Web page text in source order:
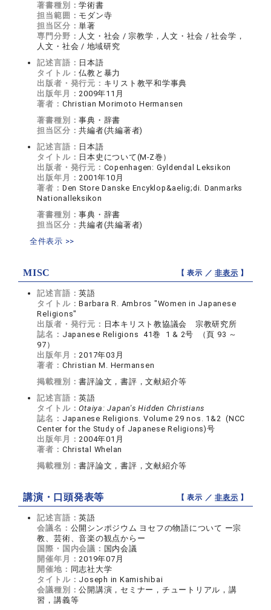
著書種別：学術書
担当範囲： モダン寺
担当区分：単著
専門分野： 人文・社会 / 宗教学，人文・社会 / 社会学，
人文・社会 / 地域研究
記述言語： 日本語
タイトル：仏教と暴力
出版者・発行元： キリスト教平和学事典
出版年月：2009年11月
著者： Christian Morimoto Hermansen
著書種別：事典・辞書
担当区分：共編者(共編著者)
記述言語： 日本語
タイトル： 日本史について(M-Z巻）
出版者・発行元： Copenhagen: Gyldendal Leksikon
出版年月：2001年10月
著者： Den Store Danske Encyklop&aelig;di. Danmarks
Nationalleksikon
著書種別：事典・辞書
担当区分：共編者(共編著者)
全件表示 >>
MISC 【 表示 ／非表示 】
記述言語：英語
タイトル：Barbara R. Ambros "Women in Japanese
Religions"
出版者・発行元： 日本キリスト教協議会 宗教研究所
誌名： Japanese Religions 41巻 1 & 2号 （頁 93 ～
97）
出版年月：2017年03月
著者： Christian M. Hermansen
掲載種別：書評論文，書評，文献紹介等
記述言語：英語
タイトル：Otaiya: Japan's Hidden Christians
誌名： Japanese Religions. Volume 29 nos. 1&2 (NCC
Center for the Study of Japanese Religions)号
出版年月：2004年01月
著者： Christal Whelan
掲載種別：書評論文，書評，文献紹介等
講演・口頭発表等 【 表示 ／非表示 】
記述言語：英語
会議名： 公開シンポジウム ヨセフの物語について ー宗
教、芸術、音楽の観点からー
国際・国内会議： 国内会議
開催年月：2019年07月
開催地： 同志社大学
タイトル： Joseph in Kamishibai
会議種別：公開講演，セミナー，チュートリアル，講
習，講義等